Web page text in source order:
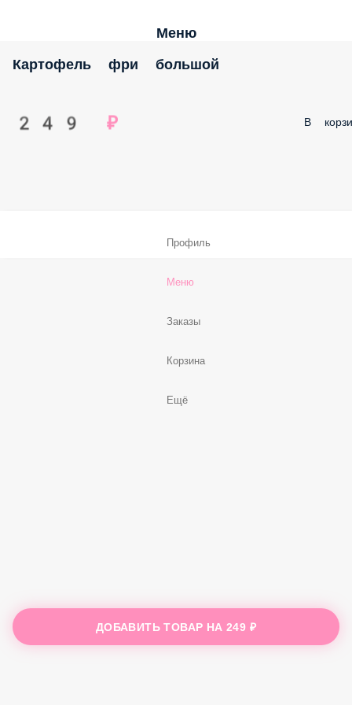
Меню
Картофель фри большой
249 ₽ В
ДОБАВИТЬ ТОВАР НА249 ₽
Профиль
Меню
Заказы
Корзина
Ещё